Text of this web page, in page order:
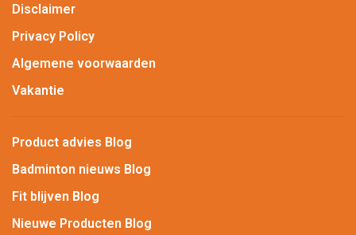
Disclaimer
Privacy Policy
Algemene voorwaarden
Vakantie
Product advies Blog
Badminton nieuws Blog
Fit blijven Blog
Nieuwe Producten Blog